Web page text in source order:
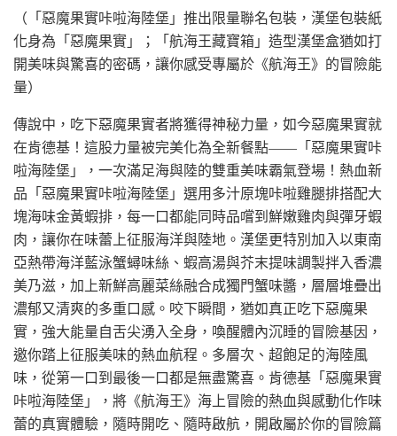
（「惡魔果實咔啦海陸堡」推出限量聯名包裝，漢堡包裝紙
化身為「惡魔果實」；「航海王藏寶箱」造型漢堡盒猶如打
開美味與驚喜的密碼，讓你感受專屬於《航海王》的冒險能
量）
傳說中，吃下惡魔果實者將獲得神秘力量，如今惡魔果實就
在肯德基！這股力量被完美化為全新餐點——「惡魔果實咔
啦海陸堡」，一次滿足海與陸的雙重美味霸氣登場！熱血新
品「惡魔果實咔啦海陸堡」選用多汁原塊咔啦雞腿排搭配大
塊海味金黃蝦排，每一口都能同時品嚐到鮮嫩雞肉與彈牙蝦
肉，讓你在味蕾上征服海洋與陸地。漢堡更特別加入以東南
亞熱帶海洋藍泳蟹蟳味絲、蝦高湯與芥末提味調製拌入香濃
美乃滋，加上新鮮高麗菜絲融合成獨門蟹味醬，層層堆疊出
濃郁又清爽的多重口感。咬下瞬間，猶如真正吃下惡魔果
實，強大能量自舌尖湧入全身，喚醒體內沉睡的冒險基因，
邀你踏上征服美味的熱血航程。多層次、超飽足的海陸風
味，從第一口到最後一口都是無盡驚喜。肯德基「惡魔果實
咔啦海陸堡」，將《航海王》海上冒險的熱血與感動化作味
蕾的真實體驗，隨時開吃、隨時啟航，開啟屬於你的冒險篇